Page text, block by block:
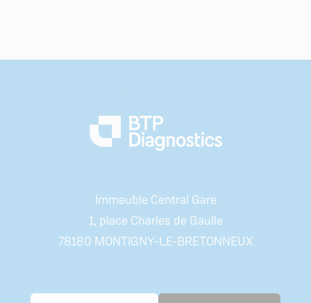
Immeuble Central Gare
1, place Charles de Gaulle
78180 MONTIGNY-LE-BRETONNEUX